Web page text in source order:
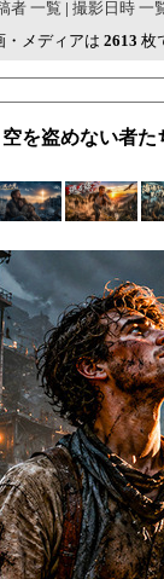
者 一覧 | 撮影日時 一
・メディアは 2613 枚
空を盗めない者